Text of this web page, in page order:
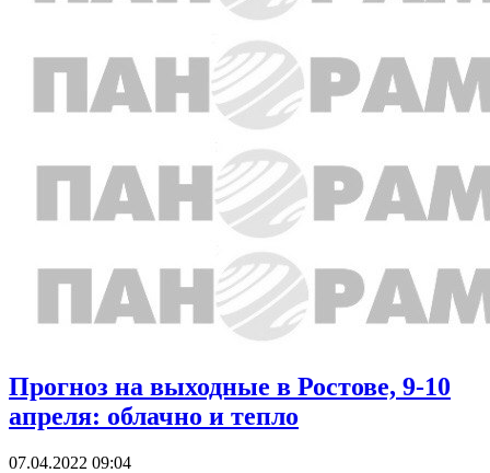
Прогноз на выходные в Ростове, 9-10
апреля: облачно и тепло
07.04.2022 09:04